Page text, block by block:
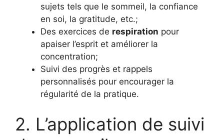
sujets tels que le sommeil, la confiance
en soi, la gratitude, etc.;
Des exercices de respiration pour
apaiser l’esprit et améliorer la
concentration;
Suivi des progrès et rappels
personnalisés pour encourager la
régularité de la pratique.
2. L’application de suivi